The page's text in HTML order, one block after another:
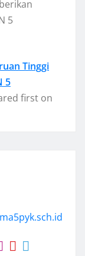
5
Tinggi
5
first on